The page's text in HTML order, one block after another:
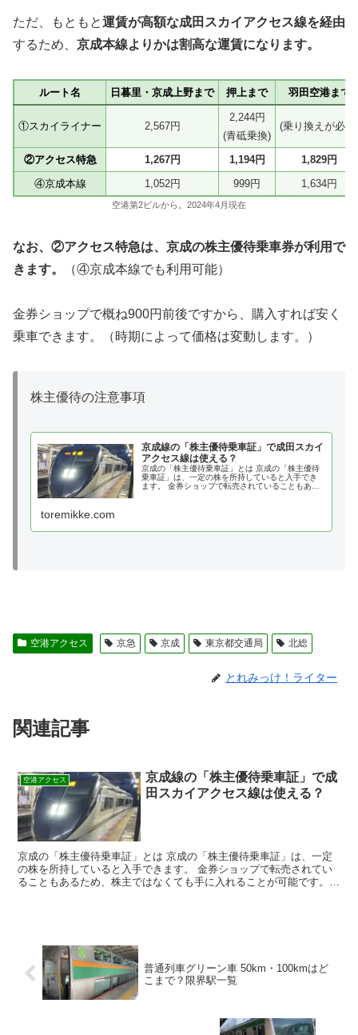
ただ、もともと運賃が高額な成田スカイアクセス線を経由
するため、 京成本線よりかは割高な運賃になります。
ルート名 日暮里・京成上野まで 押上まで 羽田空港まで
①スカイライナー 2,567円
2,244円
(青砥乗換)
(乗り換えが必要)
②アクセス特急 1,267円 1,194円
1,829円
④京成本線
1,052円 999円 1,634円
空港第2ビルから。2024年4月現在
なお、②アクセス特急は、京成の株主優待乗車券が利用で
きます。
（④京成本線でも利用可能）
金券ショップで概ね900円前後ですから、購入すれば安く
乗車できます。（時期によって価格は変動します。）
株主優待の注意事項
京成線の「株主優待乗車証」で成田スカイ
アクセス線は使える？
京成の「株主優待乗車証」とは 京成の「株主優待
乗車証」は、一定の株を所持していると入手でき
ます。 金券ショップで転売されていることもある
toremikke.com
空港アクセス 京急 京成 東京都交通局 北総
とれみっけ！ライター
関連記事
空港アクセス
京成線の「株主優待乗車証」で成
田スカイアクセス線は使える？
京成の「株主優待乗車証」とは 京成の「株主優待乗車証」は、一定
の株を所持していると入手できます。 金券ショップで転売されてい
ることもあるため、株主ではなくても手に入れることが可能です。
普通列車グリーン車 50km・100kmはど
こまで？限界駅一覧